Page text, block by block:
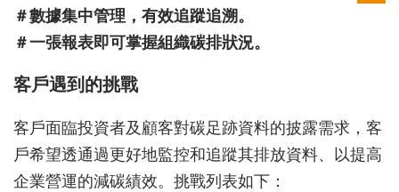
＃數據集中管理，有效追蹤追溯。
＃一張報表即可掌握組織碳排狀況。
客戶遇到的挑戰
客戶面臨投資者及顧客對碳足跡資料的披露需求，客
戶希望透通過更好地監控和追蹤其排放資料、以提高
企業營運的減碳績效。挑戰列表如下：